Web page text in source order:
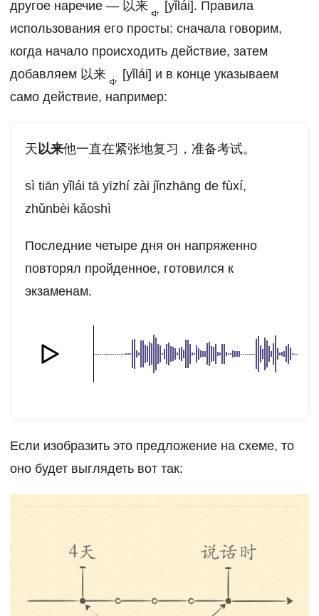
другое наречие — 以来
[yǐlái]. Правила
использования его просты: сначала говорим,
когда начало происходить действие, затем
добавляем 以来
[yǐlái] и в конце указываем
само действие, например:
天以来他一直在紧张地复习，准备考试。
sì tiān yǐlái tā yīzhí zài jǐnzhāng de fùxí,
zhǔnbèi kǎoshì
Последние четыре дня он напряженно
повторял пройденное, готовился к
экзаменам.
Если изобразить это предложение на схеме, то
оно будет выглядеть вот так: